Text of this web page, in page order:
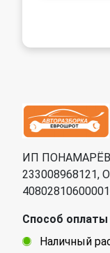
ИП
233008968121,
Способ оплаты
Наличный